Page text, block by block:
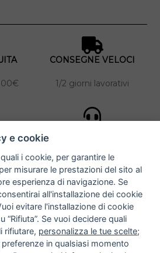
CONSEGNE VELOCI
1/2 giorni lavorativi
per tutti gli ordini
COSTANTINO
112/114 - 70122 Bari
+39 080 990 9118
e cookie
i cookie, per garantire le
misurare le prestazioni del sito al
esperienza di navigazione. Se
all'installazione dei cookie
evitare l'installazione di cookie
“Rifiuta”. Se vuoi decidere quali
rifiutare, personalizza le tue scelte;
in qualsiasi momento